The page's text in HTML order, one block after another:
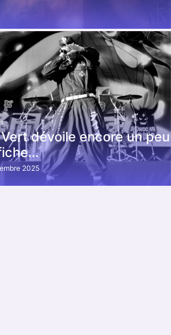
dévoile encore un peu
2025